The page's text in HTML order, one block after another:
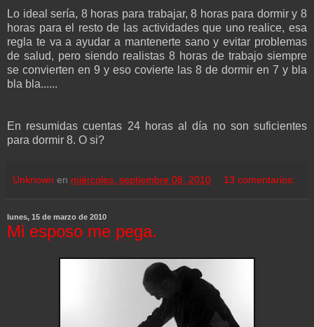
Lo ideal sería, 8 horas para trabajar, 8 horas para dormir y 8
horas para el resto de las actividades que uno realice, esa
regla te va a ayudar a mantenerte sano y evitar problemas
de salud, pero siendo realistas 8 horas de trabajo siempre
se convierten en 9 y eso covierte las 8 de dormir en 7 y bla
bla bla......
En resumidas cuentas 24 horas al día no son suficientes
para dormir 8. O si?
Unknown en miércoles, septiembre 08, 2010 13 comentarios:
lunes, 15 de marzo de 2010
Mi esposo me pega.